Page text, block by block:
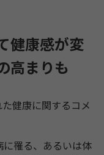
健康感が変
高まりも
健康に関するコメ
罹る、あるいは体